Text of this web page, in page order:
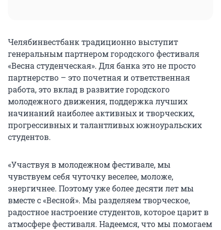
Челябинвестбанк традиционно выступит
генеральным партнером городского фестиваля
«Весна студенческая». Для банка это не просто
партнерство – это почетная и ответственная
работа, это вклад в развитие городского
молодежного движения, поддержка лучших
начинаний наиболее активных и творческих,
прогрессивных и талантливых южноуральских
студентов.
«Участвуя в молодежном фестивале, мы
чувствуем себя чуточку веселее, моложе,
энергичнее. Поэтому уже более десяти лет мы
вместе с «Весной». Мы разделяем творческое,
радостное настроение студентов, которое царит в
атмосфере фестиваля. Надеемся, что мы помогаем